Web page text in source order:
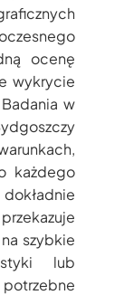
ocenę
wykrycie
w
każdego
szybkie
lub